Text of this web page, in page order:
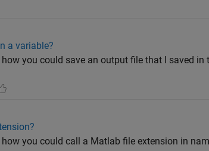
a variable?
you could save an output file that I saved
you could call a Matlab file extension in